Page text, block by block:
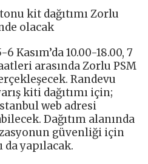
kit dağıtımı Zorlu
olacak
Kasım’da 10.00-18.00, 7
arasında Zorlu PSM
Randevu
kiti dağıtımı için;
web adresi
Dağıtım alanında
güvenliği için
da yapılacak.